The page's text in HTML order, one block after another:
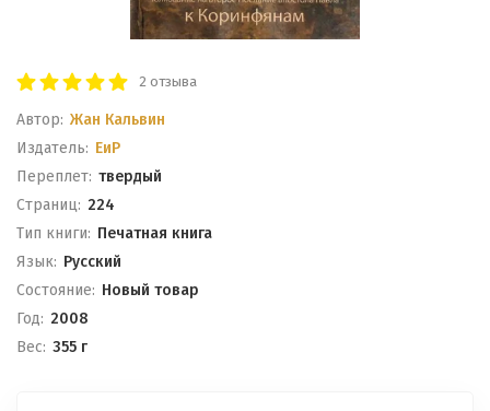
2 отзыва
Автор: Жан Кальвин
Издатель: ЕиР
Переплет: твердый
Cтраниц: 224
Тип книги: Печатная книга
Язык: Русский
Состояние: Новый товар
Год: 2008
Вес: 355 г